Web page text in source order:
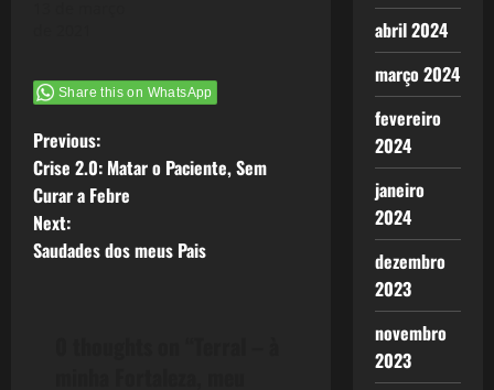
Share this on WhatsApp
P
o
s
Previous:
Crise 2.0: Matar o Paciente, Sem
Curar a Febre
Next:
Saudades dos meus Pais
abril 2024
março 2024
fevereiro
2024
janeiro
2024
dezembro
2023
novembro
2023